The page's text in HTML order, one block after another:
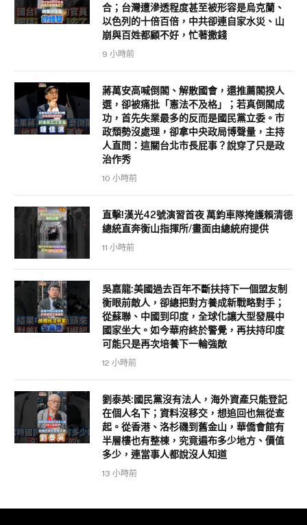
合；台灣遭滲透程度甚至被形容是烏克蘭、
以色列的十倍百倍，中共卻連自家水災、山
崩與百姓都顧不好，忙著撒錢
9 小時前
蔣萬安高喊倒閣、解散國會，還推薦閣揆人
選，卻被痛批「憲法不及格」；若真倒閣成
功，首先失業最多的反而是國民黨立委。市
政頹勢沒處理，卻拿中央政局博聲量，主持
人直問：這關台北市長屁事？說穿了只是政
治作秀
10 小時前
直擊!漢光42號演習首夜 萬鈞車隊掩護賴清德
總統直奔衡山指揮所/畫面由總統府提供
11 小時前
吳嘉龍:美國過去百年不斷扶持下一個盟友制
衡眼前敵人，卻總把對方養成新戰略對手；
從蘇聯、中國到印度，全球化讓大型發展中
國家坐大。如今華府終於警覺，再扶持印度
可能只是再次培養下一輪強敵
12 小時前
劉泰英:國民黨沒有法人，海外資產只能登記
在個人名下；資料沒移交，想追回也無從查
起。從香港、洛杉磯到舊金山，華僑會館有
半層樓也有整棟，究竟遍布多少地方、價值
多少，連當事人都說沒人知道
13 小時前